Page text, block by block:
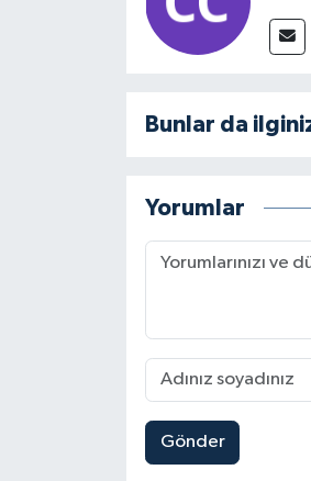
Bunlar da
Yorumlar
Gönder